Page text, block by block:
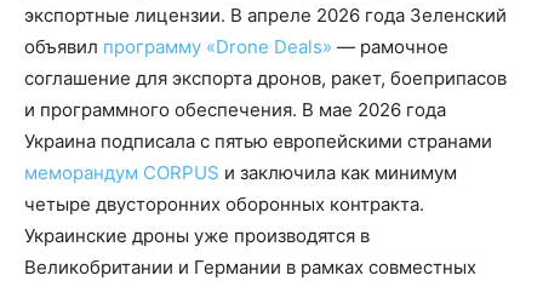
экспортные лицензии. В апреле 2026 года Зеленский
объявил программу «Drone Deals» — рамочное
соглашение для экспорта дронов, ракет, боеприпасов
и программного обеспечения. В мае 2026 года
Украина подписала с пятью европейскими странами
меморандум CORPUS и заключила как минимум
четыре двусторонних оборонных контракта.
Украинские дроны уже производятся в
Великобритании и Германии в рамках совместных